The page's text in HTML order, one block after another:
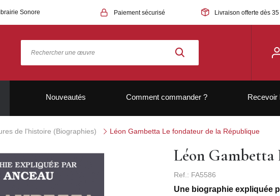
Sonore Paiement sécurisé Livraison offerte dès
Nouveautés Comment commander ? Recevoir
de l'histoire (Biographies) Léon Gambetta Le fondateur de la République
Léon Gambetta
Ref.: FA5586
Une biographie expliquée